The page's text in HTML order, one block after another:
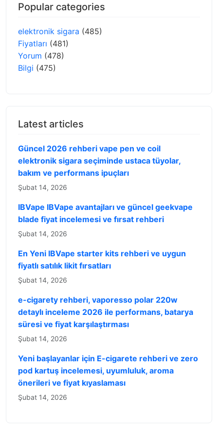
Popular categories
elektronik sigara (485)
Fiyatları (481)
Yorum (478)
Bilgi (475)
Latest articles
Güncel 2026 rehberi vape pen ve coil
elektronik sigara seçiminde ustaca tüyolar,
bakım ve performans ipuçları
Şubat 14, 2026
IBVape IBVape avantajları ve güncel geekvape
blade fiyat incelemesi ve fırsat rehberi
Şubat 14, 2026
En Yeni IBVape starter kits rehberi ve uygun
fiyatlı satılık likit fırsatları
Şubat 14, 2026
e-cigarety rehberi, vaporesso polar 220w
detaylı inceleme 2026 ile performans, batarya
süresi ve fiyat karşılaştırması
Şubat 14, 2026
Yeni başlayanlar için E-cigarete rehberi ve zero
pod kartuş incelemesi, uyumluluk, aroma
önerileri ve fiyat kıyaslaması
Şubat 14, 2026